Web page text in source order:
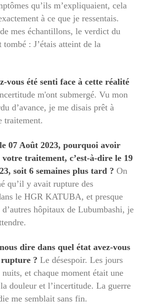
qu’ils m’expliquaient, cela
à ce que je ressentais.
mes échantillons, le verdict du
: J’étais atteint de la
vous été senti face à cette réalité
m'ont submergé. Vu mon
d’avance, je me disais prêt à
traitement.
07 Août 2023, pourquoi avoir
traitement, c’est-à-dire le 19
soit 6 semaines plus tard ? On
qu’il y avait rupture des
le HGR KATUBA, et presque
d’autres hôpitaux de Lubumbashi, je
dire dans quel état avez-vous
? Le désespoir. Les jours
nuits, et chaque moment était une
douleur et l’incertitude. La guerre
me semblait sans fin.